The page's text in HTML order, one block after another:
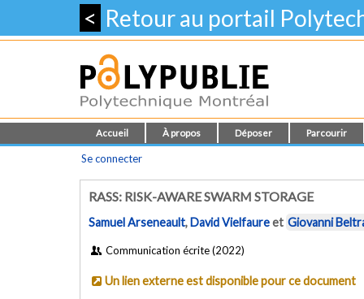
< Retour au portail
Accueil À propos Déposer Parcourir
Se connecter
RASS: RISK-AWARE SWARM STORAGE
Samuel Arseneault,David Vielfaureet Giovanni
Communication écrite (2022)
Un lien externe est disponible pour ce document